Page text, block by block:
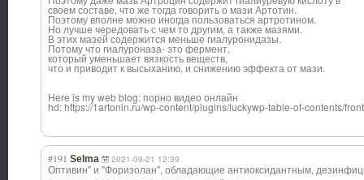
своем составе, что же тогда говорить о мази Артотин.
Поэтому вполне можно иногда пользоваться артротином.
Но лучше чередовать с чем то другим, а также мазями.
В этих мазей содержится меньше гиалуронидазы.
Потому что гиалуроназа- это фермент,
который уменьшает вязкость веществ,
что и приводит к высыханию, и снижению эффекта от мази.
Here is my web blog: порно видео онлайн
hd: https://1artonin.ru/wp-content/plugins/luckywp-table-of-contents/
#191 Selma 2021-09-21 12:39
Оптивин" и "Форизолан", обладающие антиоксидантным,